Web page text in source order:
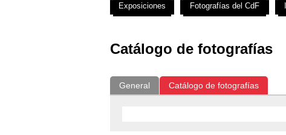
Catálogo de fotografías
General Catálogo de fotografías
Exposiciones Fotografías del CdF